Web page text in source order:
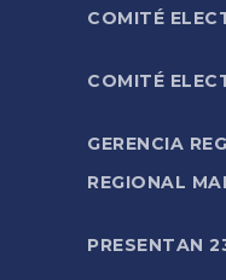
COMITÉ
COMITÉ
GERENCIA
REGIONAL
PRESENTAN